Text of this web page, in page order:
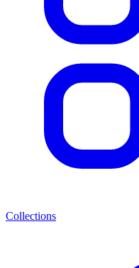
Collections